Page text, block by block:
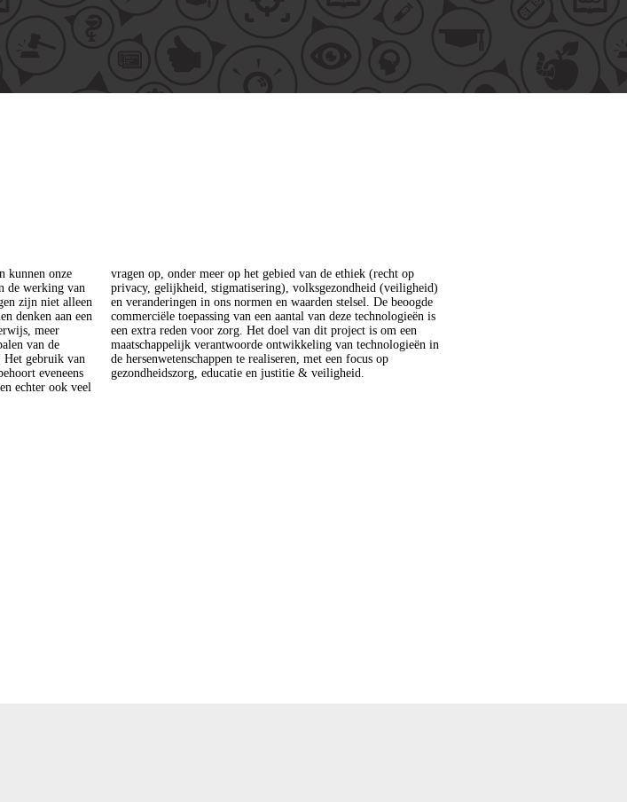
kunnen onze
de werking van
zijn niet alleen
denken aan een
meer
van de
Het gebruik van
eveneens
echter ook veel
(recht op
(veiligheid)
De beoogde
technologieën is
is om een
in
een focus op
gezondheidszorg, educatie en justitie & veiligheid.